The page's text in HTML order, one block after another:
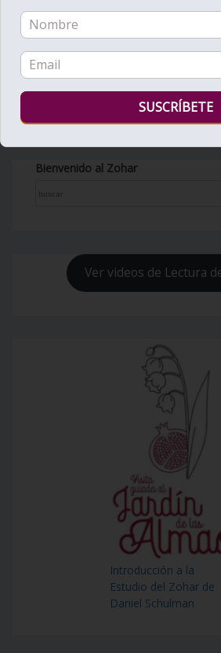
Bienvenido al Zohar
Ver videos de Lectura
Introducción a la
Estudio del Zohar de
Daniel Schulman